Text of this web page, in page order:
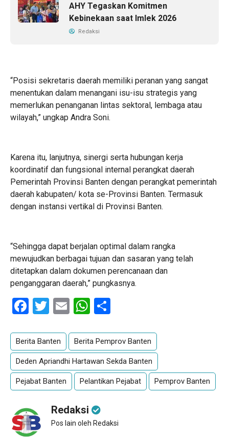
AHY Tegaskan Komitmen
Kebinekaan saat Imlek 2026
Redaksi
“Posisi sekretaris daerah memiliki peranan yang sangat
menentukan dalam menangani isu-isu strategis yang
memerlukan penanganan lintas sektoral, lembaga atau
wilayah,” ungkap Andra Soni.
Karena itu, lanjutnya, sinergi serta hubungan kerja
koordinatif dan fungsional internal perangkat daerah
Pemerintah Provinsi Banten dengan perangkat pemerintah
daerah kabupaten/ kota se-Provinsi Banten. Termasuk
dengan instansi vertikal di Provinsi Banten.
“Sehingga dapat berjalan optimal dalam rangka
mewujudkan berbagai tujuan dan sasaran yang telah
ditetapkan dalam dokumen perencanaan dan
penganggaran daerah,” pungkasnya.
Facebook
Twitter
EmailWhatsApp
Berita Banten Berita Pemprov Banten
Deden Apriandhi Hartawan Sekda Banten
Pejabat Banten Pelantikan Pejabat Pemprov Banten
Redaksi
Pos lain oleh Redaksi